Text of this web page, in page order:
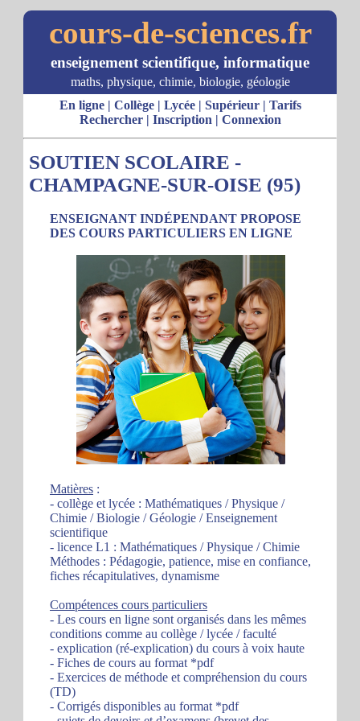
cours-de-sciences.fr
enseignement scientifique, informatique
maths, physique, chimie, biologie, géologie
En ligne| Collège| Lycée| Supérieur| Tarifs
Rechercher| Inscription | Connexion
SOUTIEN SCOLAIRE -
CHAMPAGNE-SUR-OISE (95)
ENSEIGNANT INDÉPENDANT PROPOSE
DES COURS PARTICULIERS EN LIGNE
Matières :
- collège et lycée : Mathématiques / Physique /
Chimie / Biologie / Géologie / Enseignement
scientifique
- licence L1 : Mathématiques / Physique / Chimie
Méthodes : Pédagogie, patience, mise en confiance,
fiches récapitulatives, dynamisme
Compétences cours particuliers
- Les cours en ligne sont organisés dans les mêmes
conditions comme au collège / lycée / faculté
- explication (ré-explication) du cours à voix haute
- Fiches de cours au format *pdf
- Exercices de méthode et compréhension du cours
(TD)
- Corrigés disponibles au format *pdf